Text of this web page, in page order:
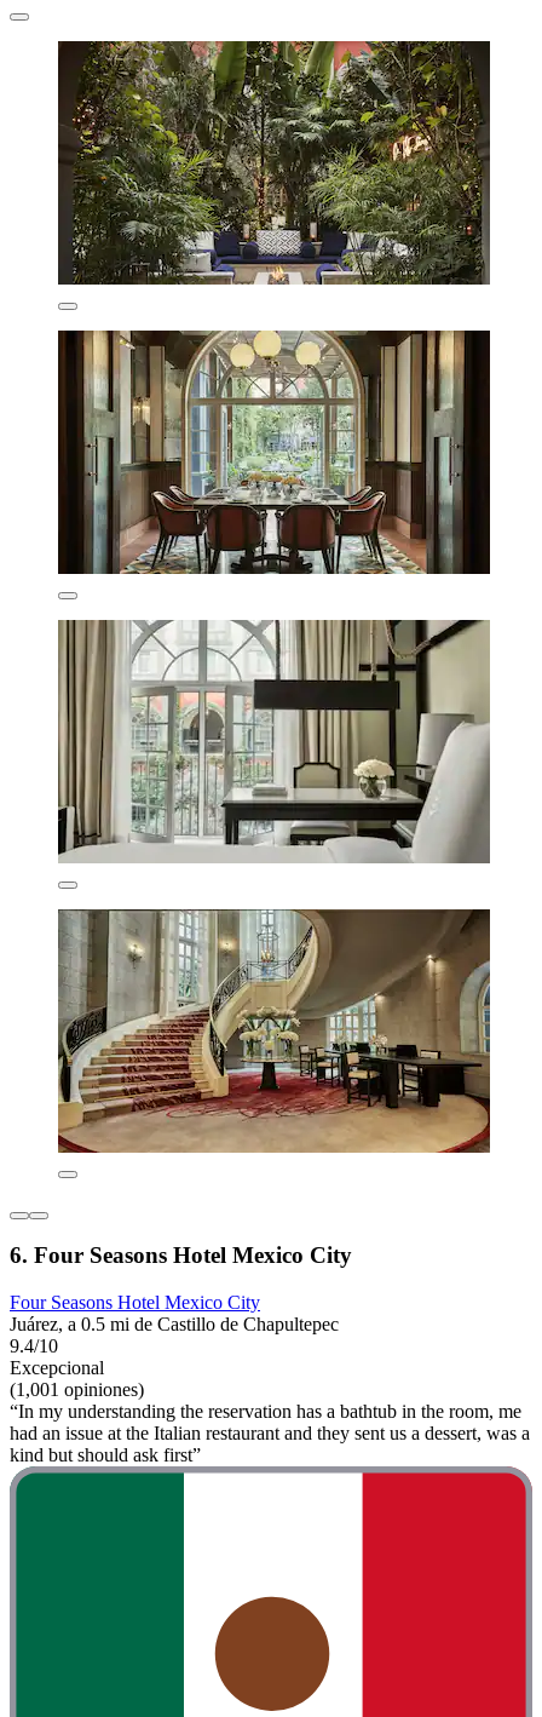
6. Four Seasons Hotel Mexico City
Four Seasons Hotel Mexico City
Juárez, a 0.5 mi de Castillo de Chapultepec
9.4/10
Excepcional
(1,001 opiniones)
“In my understanding the reservation has a bathtub in the room, me
had an issue at the Italian restaurant and they sent us a dessert, was a
kind but should ask first”